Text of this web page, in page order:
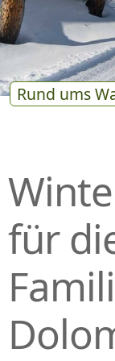
Rund ums
für